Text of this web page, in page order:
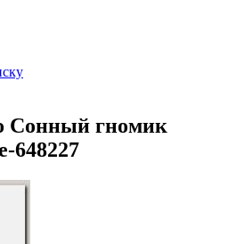
Сонный гномик
648227